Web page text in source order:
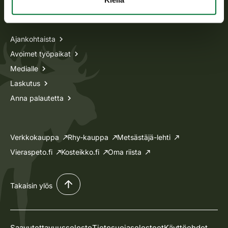
Tietoa meistä
Ajankohtaista
Avoimet työpaikat
Medialle
Laskutus
Anna palautetta
Verkkokauppa Rhy-kauppa
Metsästäjä-lehti
Vieraspeto.fi
Kosteikko.fi Oma riista
Takaisin ylös